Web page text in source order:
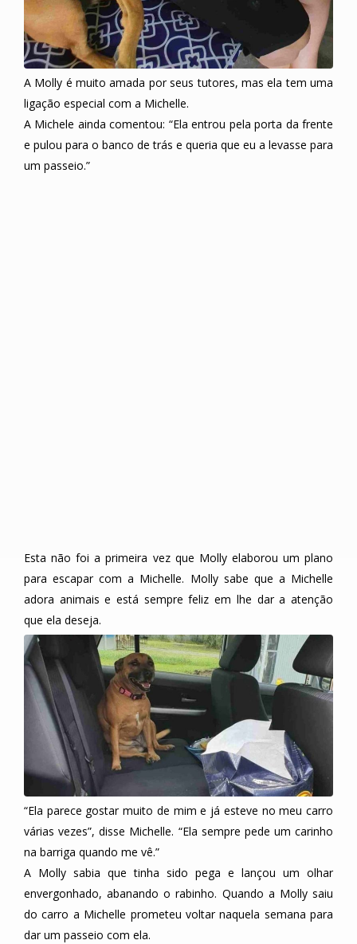
A Molly é muito amada por seus tutores, mas ela tem uma
ligação especial com a Michelle.
A Michele ainda comentou: “Ela entrou pela porta da frente
e pulou para o banco de trás e queria que eu a levasse para
um passeio.”
Esta não foi a primeira vez que Molly elaborou um plano
para escapar com a Michelle. Molly sabe que a Michelle
adora animais e está sempre feliz em lhe dar a atenção
que ela deseja.
“Ela parece gostar muito de mim e já esteve no meu carro
várias vezes”, disse Michelle. “Ela sempre pede um carinho
na barriga quando me vê.”
A Molly sabia que tinha sido pega e lançou um olhar
envergonhado, abanando o rabinho. Quando a Molly saiu
do carro a Michelle prometeu voltar naquela semana para
dar um passeio com ela.